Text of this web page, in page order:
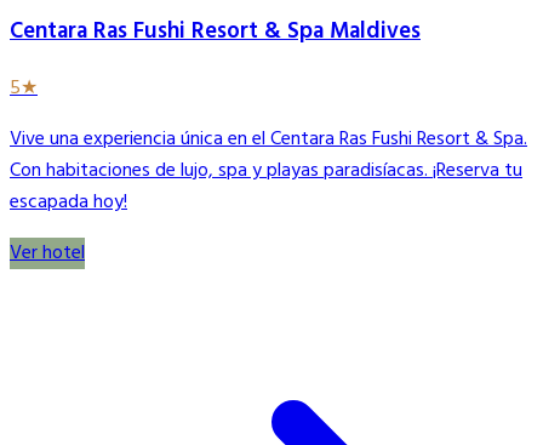
Centara Ras Fushi Resort & Spa Maldives
5★
Vive una experiencia única en el Centara Ras Fushi Resort & Spa.
Con habitaciones de lujo, spa y playas paradisíacas. ¡Reserva tu
escapada hoy!
Ver hotel